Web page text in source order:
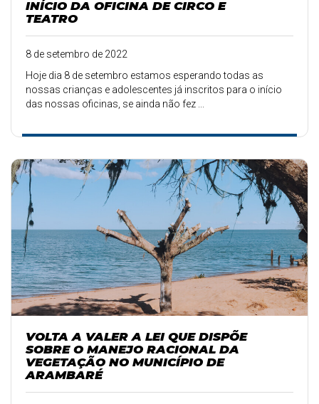
INÍCIO DA OFICINA DE CIRCO E
TEATRO
8 de setembro de 2022
Hoje dia 8 de setembro estamos esperando todas as
nossas crianças e adolescentes já inscritos para o início
das nossas oficinas, se ainda não fez ...
VOLTA A VALER A LEI QUE DISPÕE
SOBRE O MANEJO RACIONAL DA
VEGETAÇÃO NO MUNICÍPIO DE
ARAMBARÉ